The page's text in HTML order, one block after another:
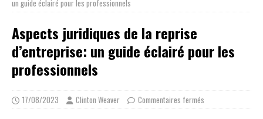
un guide éclairé pour les professionnels
Aspects juridiques de la reprise
d’entreprise: un guide éclairé pour les
professionnels
17/08/2023 Clinton Weaver Commentaires fermés